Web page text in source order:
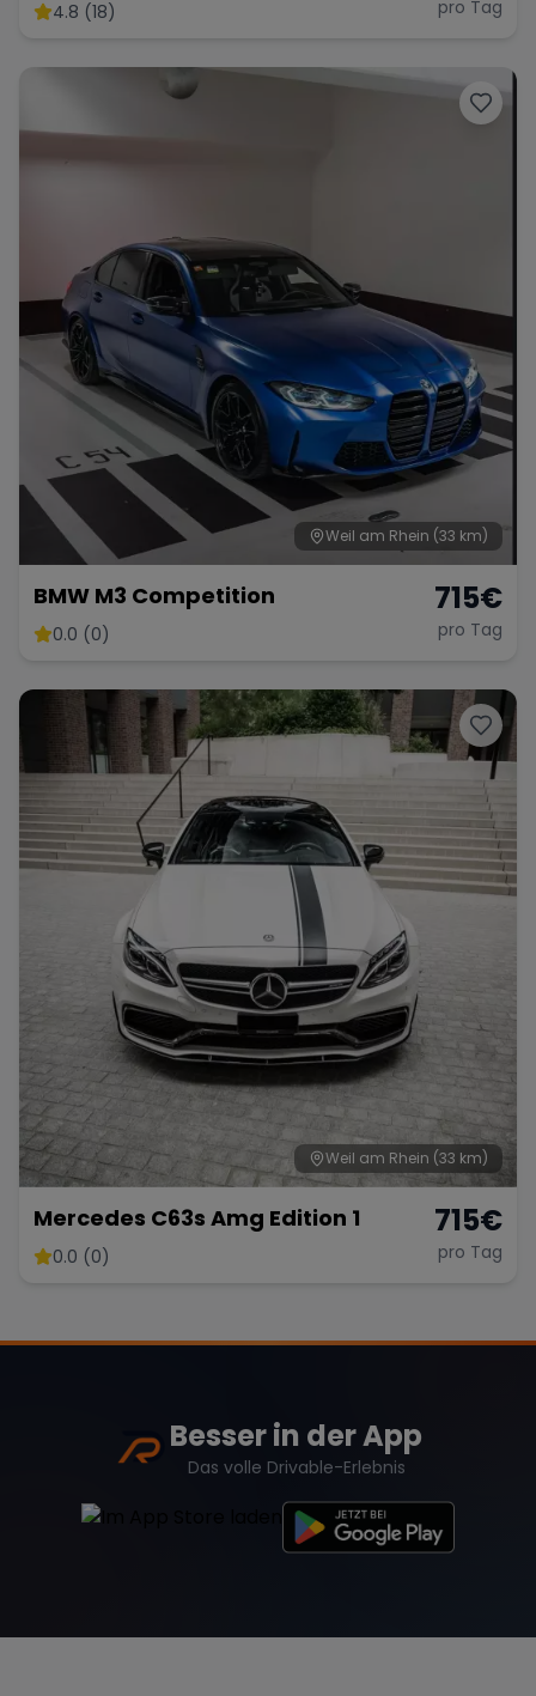
4.8 (18) pro Tag
Weil am Rhein (33 km)
BMW M3 Competition
0.0 (0)
715€
pro Tag
Weil am Rhein (33 km)
Mercedes C63s Amg Edition 1
0.0 (0)
715€
pro Tag
Besser in der App
Das volle Drivable-Erlebnis